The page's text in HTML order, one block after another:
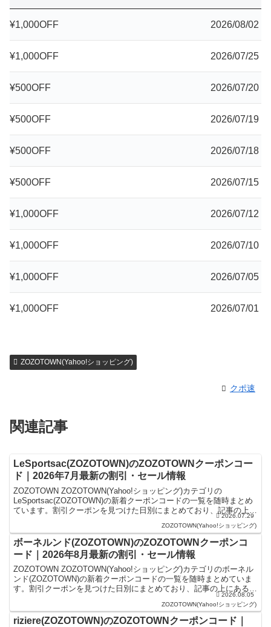
¥1,000OFF 2026/08/02
¥1,000OFF 2026/07/25
¥500OFF 2026/07/20
¥500OFF 2026/07/19
¥500OFF 2026/07/18
¥500OFF 2026/07/15
¥1,000OFF 2026/07/12
¥1,000OFF 2026/07/10
¥1,000OFF 2026/07/05
¥1,000OFF 2026/07/01
ZOZOTOWN(Yahoo!ショッピング)
クポ速
関連記事
LeSportsac(ZOZOTOWN)のZOZOTOWNクーポンコー
ド｜2026年7月最新の割引・セール情報
ZOZOTOWN ZOZOTOWN(Yahoo!ショッピング)カテゴリの
LeSportsac(ZOZOTOWN)の新着クーポンコードの一覧を随時まとめ
ています。割引クーポンを見つけた日別にまとめており、記事の上に
2026.07.29
ZOZOTOWN(Yahoo!ショッピング)
ボーネルンド(ZOZOTOWN)のZOZOTOWNクーポンコ
ード｜2026年8月最新の割引・セール情報
ZOZOTOWN ZOZOTOWN(Yahoo!ショッピング)カテゴリのボーネル
ンド(ZOZOTOWN)の新着クーポンコードの一覧を随時まとめていま
す。割引クーポンを見つけた日別にまとめており、記事の上にあるも
2026.08.05
ZOZOTOWN(Yahoo!ショッピング)
riziere(ZOZOTOWN)のZOZOTOWNクーポンコード｜